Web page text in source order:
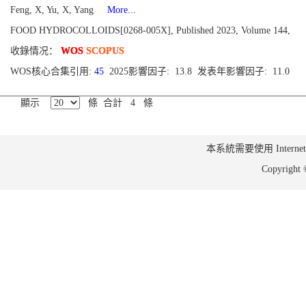
Feng, X, Yu, X, Yang
More...
FOOD HYDROCOLLOIDS[0268-005X], Published 2023, Volume 144,
收錄情况： WOS SCOPUS
WOS核心合集引用: 45 2025影響因子: 13.8 发表年影響因子: 11.0
顯示 條 合計 4 條
本系統需要使用
Copyright